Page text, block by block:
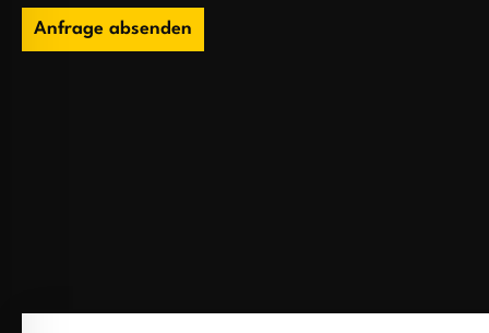
Anfrage absenden